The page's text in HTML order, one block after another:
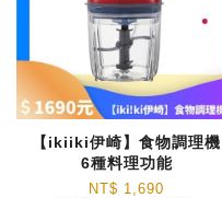
【ikiiki伊崎】食物調理機
6種料理功能
NT$ 1,690